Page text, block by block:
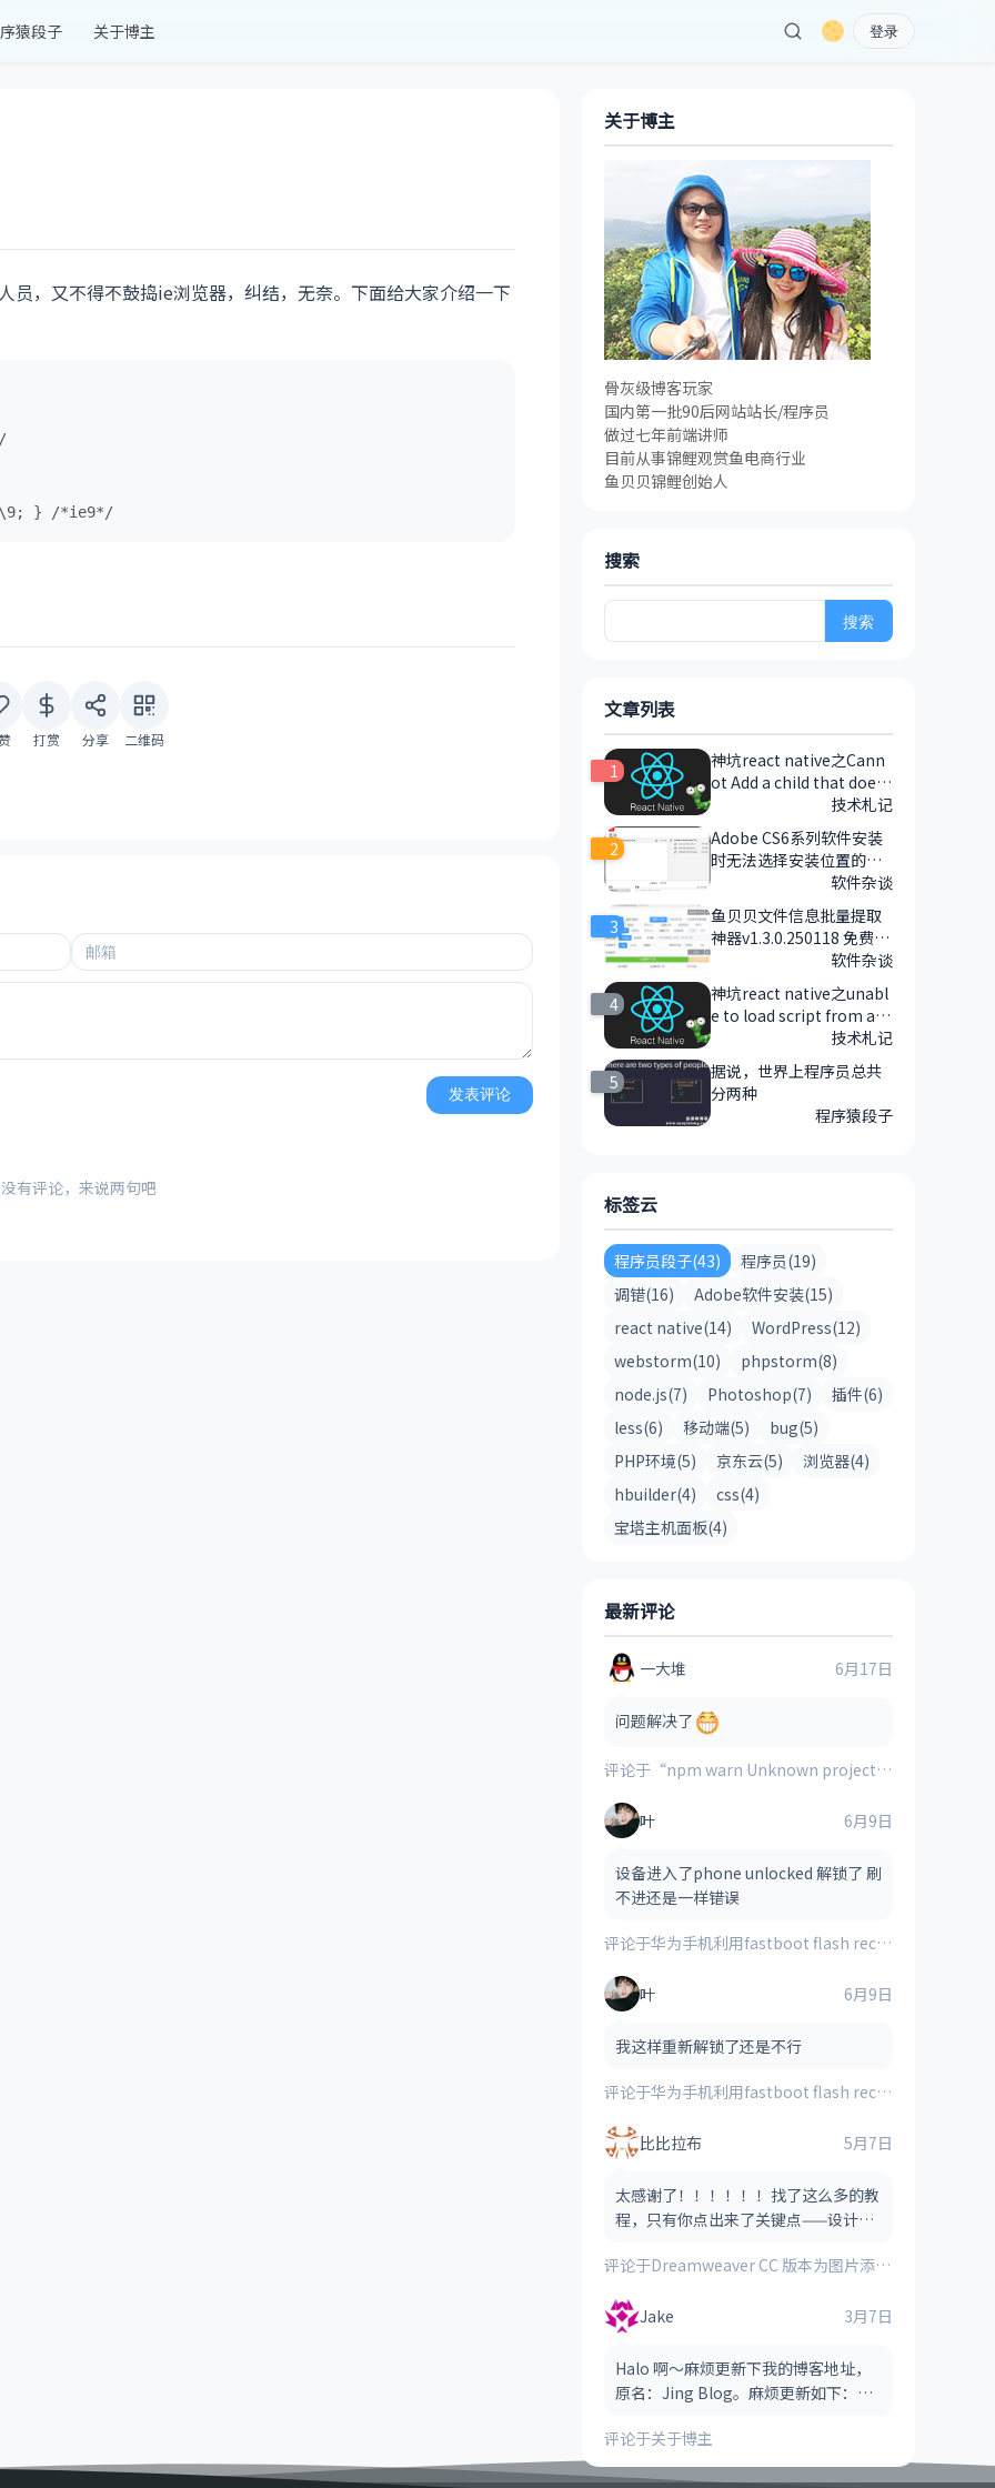
猿段子 关于博主 登录
员，又不得不鼓捣ie浏览器，纠结，无奈。下面给大家介绍一下
} /*ie9*/
打赏 分享 二维码
发表评论
有评论，来说两句吧
关于博主
骨灰级博客玩家
国内第一批90后网站站长/程序员
做过七年前端讲师
目前从事锦鲤观赏鱼电商行业
鱼贝贝锦鲤创始人
搜索
搜
文章列表
1
神坑react native之Cann
ot Add a child that does
n't have a YogaNode to a
parent with out a measu
re function
技术札记
2
Adobe CS6系列软件安装
时无法选择安装位置的解
软件杂谈
3
鱼贝贝文件信息批量提取
神器v1.3.0.250118 免费|
绿色免安装|全功能离线版
软件杂谈
4
神坑react native之unabl
e to load script from ass
ets 'index.android.bundl
e'报错的解决方法
技术札记
5
据说，世界上程序员总共
分两种
程序猿段子
标签云
程序员段子(43)
程序员(19)
调错(16)
Adobe软件安装(15)
react native(14)
WordPress(12)
webstorm(10)
phpstorm(8)
node.js(7)
Photoshop(7)
插件(6)
less(6)
移动端(5)
bug(5)
PHP环境(5)
京东云(5)
浏览器(4)
hbuilder(4)
css(4)
宝塔主机面板(4)
最新评论
一大堆 6月17日
问题解决了
评论于 “npm warn Unknown project config “electron_mirror”. This will stop working in the next major version of npm”的解决方案
叶 6月9日
设备进入了phone unlocked 解锁了 刷
不进还是一样错误
评论于华为手机利用fastboot flash recovery_ramdisk **.img刷入的第三方recovery时提示“FAILED(remote:image verification error)”的解决方法
叶 6月9日
我这样重新解锁了还是不行
评论于华为手机利用fastboot flash recovery_ramdisk **.img刷入的第三方recovery时提示“FAILED(remote:image verification error)”的解决方法
比比拉布 5月7日
太感谢了！！！！！！找了这么多的教
程，只有你点出来了关键点——设计视
评论于Dreamweaver CC 版本为图片添加图像热点（图像地图）的方法
Jake 3月7日
Halo 啊～麻烦更新下我的博客地址，
原名：Jing Blog。麻烦更新如下：
留，看哪个风格适合） 网址：htt
评论于关于博主